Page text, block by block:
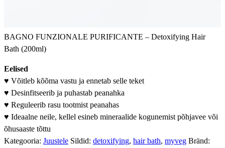
BAGNO FUNZIONALE PURIFICANTE – Detoxifying Hair
Bath (200ml)
Eelised
♥ Võitleb kõõma vastu ja ennetab selle teket
♥ Desinfitseerib ja puhastab peanahka
♥ Reguleerib rasu tootmist peanahas
♥ Ideaalne neile, kellel esineb mineraalide kogunemist põhjavee või
õhusaaste tõttu
Kategooria: Juustele Sildid: detoxifying, hair bath, myveg Bränd: